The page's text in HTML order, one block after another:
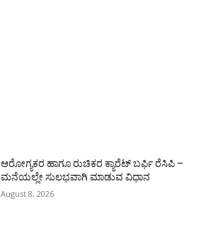
ಆರೋಗ್ಯಕರ ಹಾಗೂ ರುಚಿಕರ ಕ್ಯಾರೆಟ್ ಬರ್ಫಿ ರೆಸಿಪಿ –
ಮನೆಯಲ್ಲೇ ಸುಲಭವಾಗಿ ಮಾಡುವ ವಿಧಾನ
August 8, 2026